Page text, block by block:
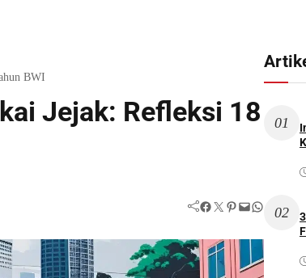
BWI
Jejak: Refleksi 18
Facebook Twitter Pinterest Mail WhatsApp
01
02